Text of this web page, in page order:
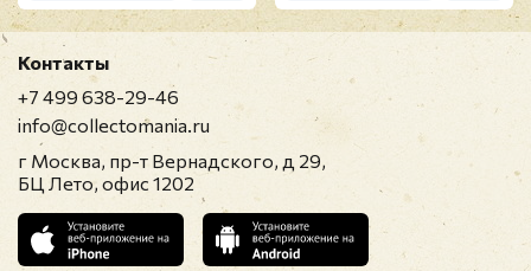
Контакты
+7 499 638-29-46
info@collectomania.ru
г Москва, пр-т Вернадского, д 29,
БЦ Лето, офис 1202